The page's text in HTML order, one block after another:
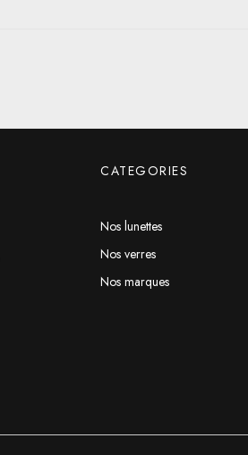
CATEGORIES
Nos lunettes
Nos verres
Nos marques